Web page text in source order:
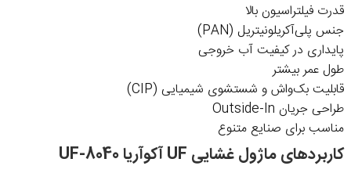
قدرت فیلتراسیون بالا
جنس پلی‌آکریلونیتریل (PAN)
پایداری در کیفیت آب خروجی
طول عمر بیشتر
قابلیت بک‌واش و شستشوی شیمیایی (CIP)
طراحی جریان Outside-In
مناسب برای صنایع متنوع
کاربردهای ماژول غشایی UF آکوآریا UF-8040